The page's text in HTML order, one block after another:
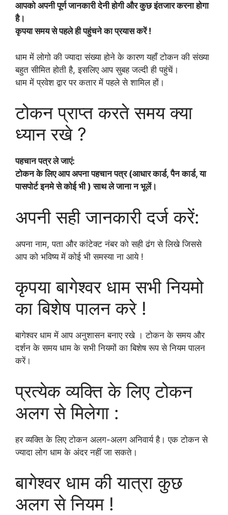
आपको अपनी पूर्ण जानकारी देनी होगी और कुछ इंतजार करना होगा
है।
कृपया समय से पहले ही पहुंचने का प्रयास करें !
धाम में लोगो की ज्यादा संख्या होने के कारण यहाँ टोकन की संख्या
बहुत सीमित होती है, इसलिए आप सुबह जल्दी ही पहुंचें।
धाम में प्रवेश द्वार पर कतार में पहले से शामिल हों।
टोकन प्राप्त करते समय क्या
ध्यान रखे ?
पहचान पत्र ले जाएं:
टोकन के लिए आप अपना पहचान पत्र (आधार कार्ड, पैन कार्ड, या
पासपोर्ट इनमे से कोई भी ) साथ ले जाना न भूलें।
अपनी सही जानकारी दर्ज करें:
अपना नाम, पता और कांटेक्ट नंबर को सही ढंग से लिखे जिससे
आप को भविष्य में कोई भी समस्या ना आये !
कृपया बागेश्वर धाम सभी नियमो
का बिशेष पालन करे !
बागेश्वर धाम में आप अनुशासन बनाए रखे । टोकन के समय और
दर्शन के समय धाम के सभी नियमों का बिशेष रूप से नियम पालन
करें।
प्रत्येक व्यक्ति के लिए टोकन
अलग से मिलेगा :
हर व्यक्ति के लिए टोकन अलग-अलग अनिवार्य है। एक टोकन से
ज्यादा लोग धाम के अंदर नहीं जा सकते।
बागेश्वर धाम की यात्रा कुछ
अलग से नियम !